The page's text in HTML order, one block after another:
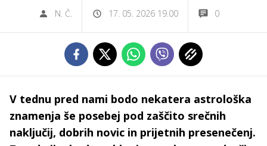
N. Č. 17. 05. 2026 19.00 0
V tednu pred nami bodo nekatera astrološka
znamenja še posebej pod zaščito srečnih
naključij, dobrih novic in prijetnih presenečenj.